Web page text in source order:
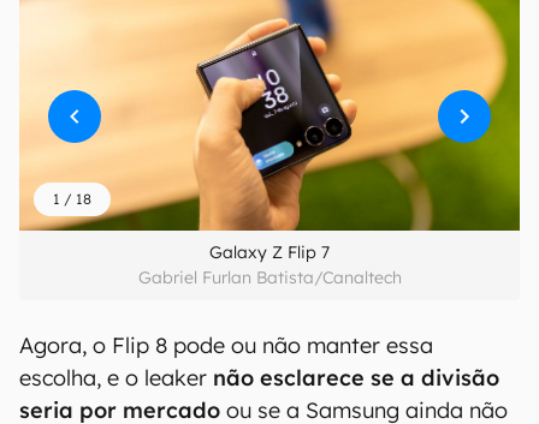
1 / 18
Galaxy Z Flip 7
Gabriel Furlan Batista/Canaltech
Agora, o Flip 8 pode ou não manter essa
escolha, e o leaker não esclarece se a divisão
seria por mercado ou se a Samsung ainda não